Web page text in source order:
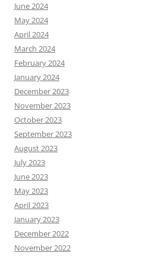
June 2024
May 2024
April 2024
March 2024
February 2024
January 2024
December 2023
November 2023
October 2023
September 2023
August 2023
July 2023
June 2023
May 2023
April 2023
January 2023
December 2022
November 2022